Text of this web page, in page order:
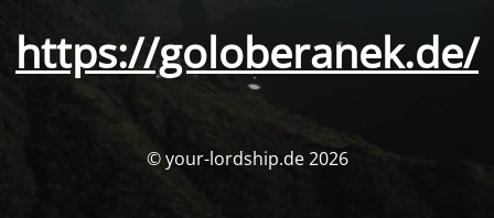
https://goloberanek.de/
© your-lordship.de 2026